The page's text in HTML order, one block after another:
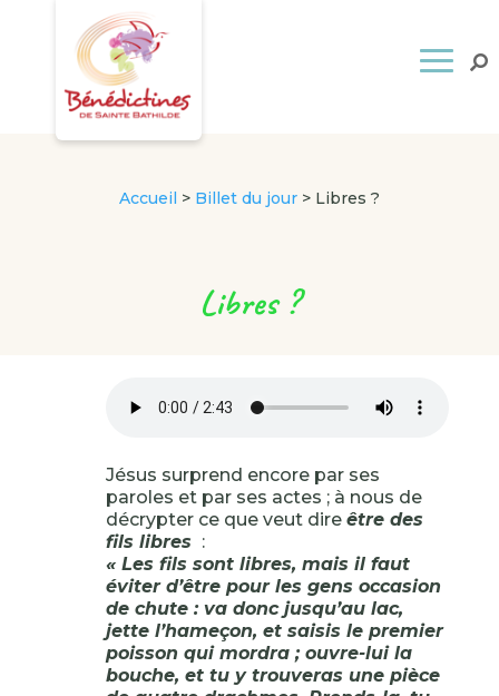
Accueil > Billet du jour> Libres ?
Libres ?
Jésus surprend encore par ses
paroles et par ses actes ; à nous de
décrypter ce que veut dire être des
fils libres :
« Les fils sont libres, mais il faut
éviter d’être pour les gens occasion
de chute : va donc jusqu’au lac,
jette l’hameçon, et saisis le premier
poisson qui mordra ; ouvre-lui la
bouche, et tu y trouveras une pièce